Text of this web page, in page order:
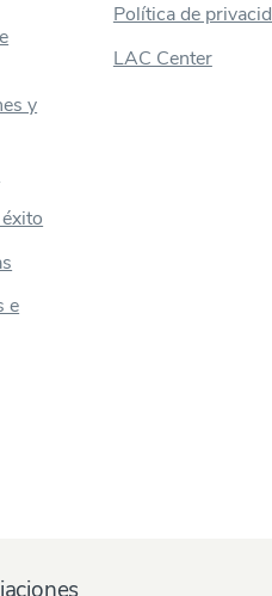
y
e
Política de
LAC Center